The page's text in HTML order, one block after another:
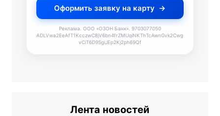
Оформить заявку на карту
Реклама. ООО «ОЗОН Банк». 9703077050
ADLVwa2EeAfT1KcczwC8jV6bn4frZMUqiNKThTcAwnGvk2Cwg
vCiT6D9SgiJEp2Kj2ph69Qf
Лента новостей